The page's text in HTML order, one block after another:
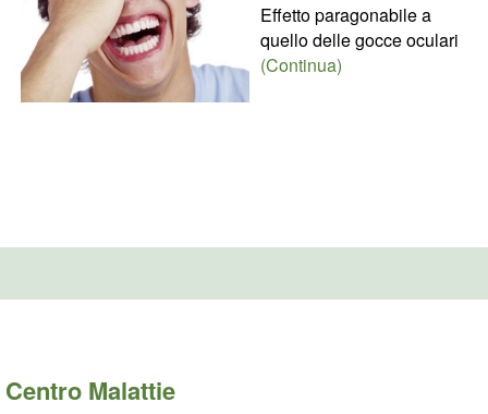
Effetto paragonabile a
quello delle gocce oculari
(Continua)
Centro Malattie